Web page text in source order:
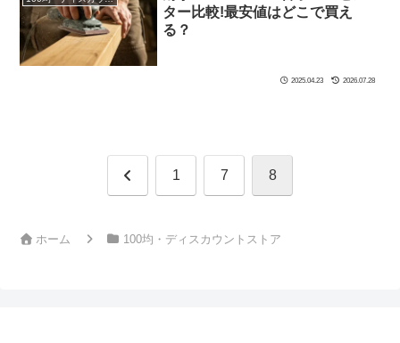
ター比較!最安値はどこで買え
る？
2025.04.23 2026.07.28
前 1 7 8
ホーム 100均・ディスカウントストア